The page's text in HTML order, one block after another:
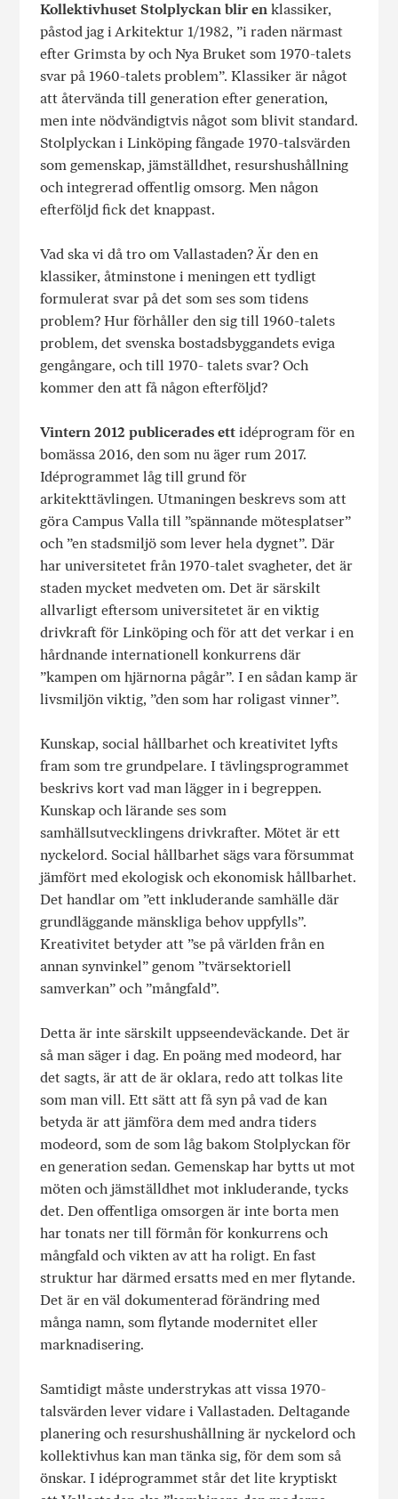
Kollektivhuset Stolplyckan blir enklassiker,
påstod jag i Arkitektur 1/1982, ”i raden närmast
efter Grimsta by och Nya Bruket som 1970-talets
svar på 1960-talets problem”. Klassiker är något
att återvända till generation efter generation,
men inte nödvändigtvis något som blivit standard.
Stolplyckan i Linköping fångade 1970-talsvärden
som gemenskap, jämställdhet, resurshushållning
och integrerad offentlig omsorg. Men någon
efterföljd fick det knappast.
Vad ska vi då tro om Vallastaden? Är den en
klassiker, åtminstone i meningen ett tydligt
formulerat svar på det som ses som tidens
problem? Hur förhåller den sig till 1960-talets
problem, det svenska bostadsbyggandets eviga
gengångare, och till 1970- talets svar? Och
kommer den att få någon efterföljd?
Vintern 2012 publicerades ettidéprogram för en
bomässa 2016, den som nu äger rum 2017.
Idéprogrammet låg till grund för
arkitekttävlingen. Utmaningen beskrevs som att
göra Campus Valla till ”spännande mötesplatser”
och ”en stadsmiljö som lever hela dygnet”. Där
har universitetet från 1970-talet svagheter, det är
staden mycket medveten om. Det är särskilt
allvarligt eftersom universitetet är en viktig
drivkraft för Linköping och för att det verkar i en
hårdnande internationell konkurrens där
”kampen om hjärnorna pågår”. I en sådan kamp är
livsmiljön viktig, ”den som har roligast vinner”.
Kunskap, social hållbarhet och kreativitet lyfts
fram som tre grundpelare. I tävlingsprogrammet
beskrivs kort vad man lägger in i begreppen.
Kunskap och lärande ses som
samhällsutvecklingens drivkrafter. Mötet är ett
nyckelord. Social hållbarhet sägs vara försummat
jämfört med ekologisk och ekonomisk hållbarhet.
Det handlar om ”ett inkluderande samhälle där
grundläggande mänskliga behov uppfylls”.
Kreativitet betyder att ”se på världen från en
annan synvinkel” genom ”tvärsektoriell
samverkan” och ”mångfald”.
Detta är inte särskilt uppseendeväckande. Det är
så man säger i dag. En poäng med modeord, har
det sagts, är att de är oklara, redo att tolkas lite
som man vill. Ett sätt att få syn på vad de kan
betyda är att jämföra dem med andra tiders
modeord, som de som låg bakom Stolplyckan för
en generation sedan. Gemenskap har bytts ut mot
möten och jämställdhet mot inkluderande, tycks
det. Den offentliga omsorgen är inte borta men
har tonats ner till förmån för konkurrens och
mångfald och vikten av att ha roligt. En fast
struktur har därmed ersatts med en mer flytande.
Det är en väl dokumenterad förändring med
många namn, som flytande modernitet eller
marknadisering.
Samtidigt måste understrykas att vissa 1970-
talsvärden lever vidare i Vallastaden. Deltagande
planering och resurshushållning är nyckelord och
kollektivhus kan man tänka sig, för dem som så
önskar. I idéprogrammet står det lite kryptiskt